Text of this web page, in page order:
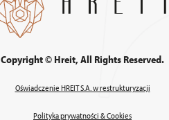
Copyright © Hreit, All Rights Reserved.
Oświadczenie HREIT S.A. w restrukturyzacji
Polityka prywatności & Cookies